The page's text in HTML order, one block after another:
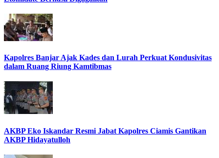
Kapolres Banjar Ajak Kades dan Lurah Perkuat Kondusivitas
dalam Ruang Riung Kamtibmas
AKBP Eko Iskandar Resmi Jabat Kapolres Ciamis Gantikan
AKBP Hidayatulloh